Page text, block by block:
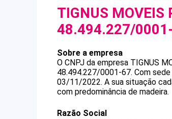
TIGNUS MOVEIS
48.494.227/
Sobre a empresa
O CNPJ da empresa TIGNUS
48.494.227/0001-67. Com sede
03/11/2022. A sua situação
com predominância de madeira.
Razão Social